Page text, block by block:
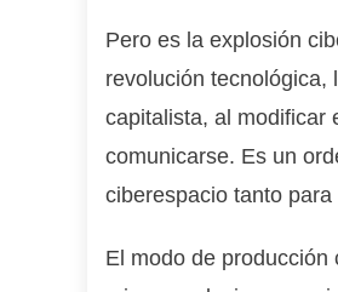
Pero es la explosión
revolución tecnológica,
capitalista, al modificar
comunicarse. Es un
ciberespacio tanto
El modo de